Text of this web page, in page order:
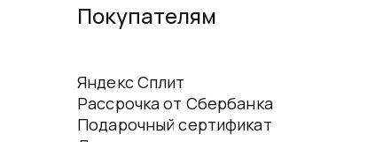
Покупателям
Яндекс Сплит
Рассрочка от Сбербанка
Подарочный сертификат